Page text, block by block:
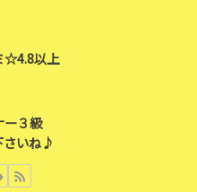
☆4.8以上
ー３級
さいね♪